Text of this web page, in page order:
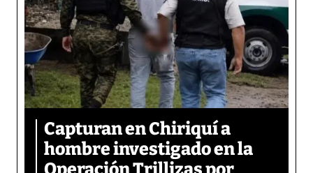
Capturan en Chiriquí a
hombre investigado en la